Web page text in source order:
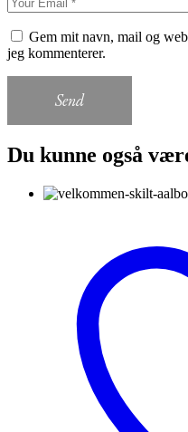
Gem mit navn, mail og
jeg kommenterer.
Send
Du kunne også